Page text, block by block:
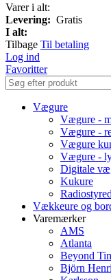
Varer i alt:
Levering: Gratis
I alt:
Tilbage Til betaling
Log ind
Favoritter
Vægure
Vægure -
Vægure -
Vægure
Vægure -
Digitale
Kukure
Vækkeure og
Varemærker
AMS
Atlanta
Beyond
Björn